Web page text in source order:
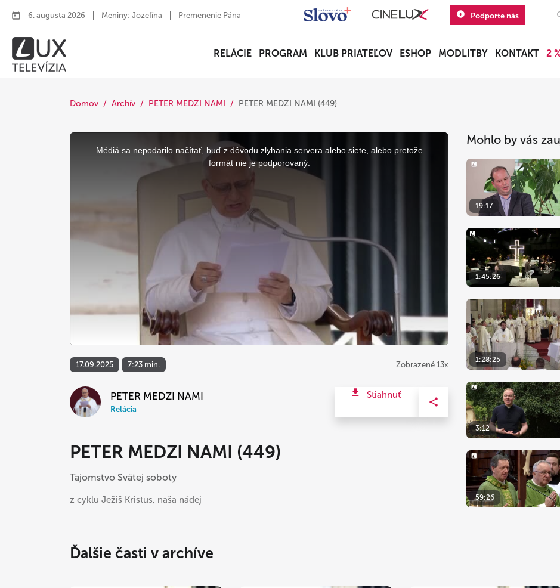
6. augusta 2026 Meniny: Jozefína Premenenie Pána Podporte nás
RELÁCIE PROGRAM KLUB PRIATEĽOV ESHOP MODLITBY KONTAKT 2
Domov Archív PETER MEDZI NAMI PETER MEDZI NAMI (449)
This
Médiá sa nepodarilo načítať, buď z dôvodu zlyhania servera alebo siete, alebo pretože
formát nie je podporovaný.
17.09.2025 7:23 min. Zobrazené 13x
PETER MEDZI NAMI
Relácia
Stiahnuť
PETER MEDZI NAMI (449)
Tajomstvo Svätej soboty
z cyklu Ježiš Kristus, naša nádej
Mohlo by vás
19:17
1:45:26
1:28:25
3:12
59:26
Ďalšie časti v archíve